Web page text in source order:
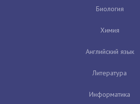
Биология
Химия
Английский язык
Литература
Информатика